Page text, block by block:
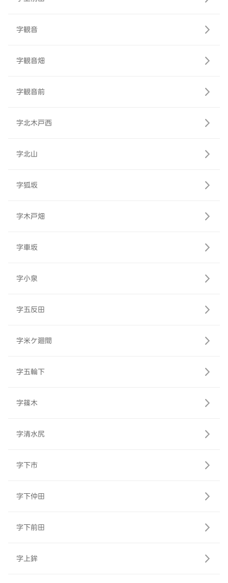
字観音
字観音畑
字観音前
字北木戸西
字北山
字狐坂
字木戸畑
字車坂
字小泉
字五反田
字米ケ廻間
字五輪下
字篠木
字清水尻
字下市
字下仲田
字下前田
字上鉾